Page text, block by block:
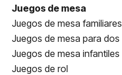
Juegos de mesa
Juegos de mesa familiares
Juegos de mesa para dos
Juegos de mesa infantiles
Juegos de rol